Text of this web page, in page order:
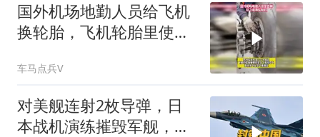
国外机场地勤人员给飞机
换轮胎，飞机轮胎里使用
车马点兵V
对美舰连射2枚导弹，日
本战机演练摧毁军舰，中